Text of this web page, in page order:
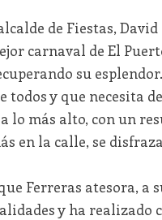
de Fiestas,
carnaval de El
su
todos y que necesita
lo más alto, con un
en la calle, se
Ferreras atesora, a
y ha